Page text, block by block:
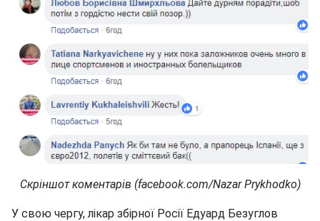
Скріншот коментарів (facebook.com/Nazar Prykhodko)
У свою чергу, лікар збірної Росії Едуард Безуглов